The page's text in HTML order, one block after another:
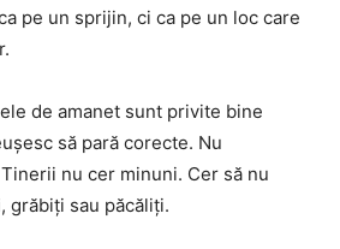
pe un sprijin, ci ca pe un loc care
de amanet sunt privite bine
să pară corecte. Nu
nu cer minuni. Cer să nu
grăbiți sau păcăliți.